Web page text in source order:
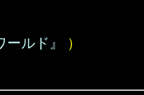
ルド』
）